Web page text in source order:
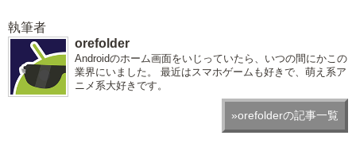
執筆者
orefolder
Androidのホーム画面をいじっていたら、いつの間にかこの
業界にいました。 最近はスマホゲームも好きで、萌え系ア
ニメ系大好きです。
»orefolderの記事一覧